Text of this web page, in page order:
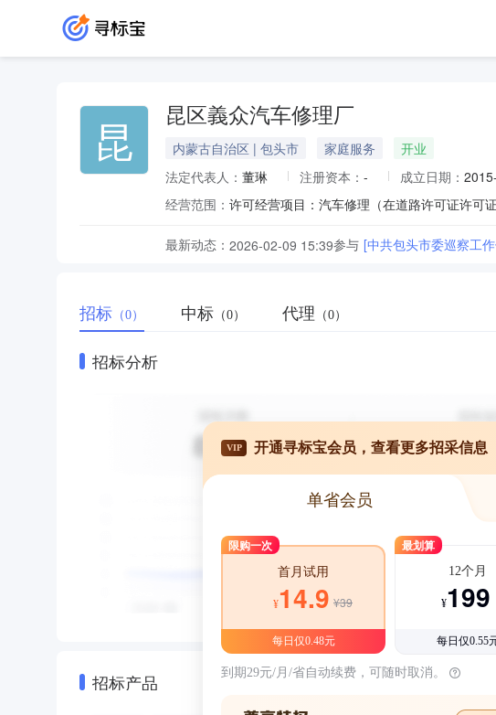
昆 昆区義众汽车修理厂
内蒙古自治区 | 包头市 家庭服务
开业
法定代表人： 董琳 注册资本： - 成立日期：
经营范围： 许可经营项目：汽车修理（在道路许可证许可
最新动态： 2026-02-09 15:39参与 [中共包头市委巡察工
招标 （0） 中标 （0） 代理 （0）
招标分析
招标产品
VIP 开通寻标宝会员，查看更多招采信息
单省会员
限购一次
首月试用
¥14.9 ¥39
每日仅0.48元
最划算
12个月
¥199
每日仅0.55
到期29元/月/省自动续费，可随时取消。